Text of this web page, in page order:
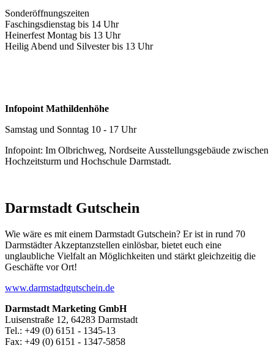
Sonderöffnungszeiten
Faschingsdienstag bis 14 Uhr
Heinerfest Montag bis 13 Uhr
Heilig Abend und Silvester bis 13 Uhr
Infopoint Mathildenhöhe
Samstag und Sonntag 10 - 17 Uhr
Infopoint: Im Olbrichweg, Nordseite Ausstellungsgebäude zwischen
Hochzeitsturm und Hochschule Darmstadt.
Darmstadt Gutschein
Wie wäre es mit einem Darmstadt Gutschein? Er ist in rund 70
Darmstädter Akzeptanzstellen einlösbar, bietet euch eine
unglaubliche Vielfalt an Möglichkeiten und stärkt gleichzeitig die
Geschäfte vor Ort!
www.darmstadtgutschein.de
Darmstadt Marketing GmbH
Luisenstraße 12, 64283 Darmstadt
Tel.: +49 (0) 6151 - 1345-13
Fax: +49 (0) 6151 - 1347-5858